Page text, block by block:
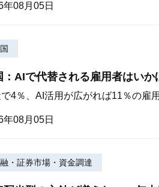
年08月05日
：AIで代替される雇用者はいか
4％、AI活用が広がれば11％の雇
年08月05日
・証券市場・資金調達